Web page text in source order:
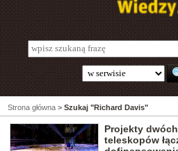
Strona główna > Szukaj "Richard Davis"
Projekty
teleskopów